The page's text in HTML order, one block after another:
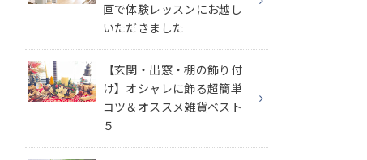
画で体験レッスンにお越し
いただきました
【玄関・出窓・棚の飾り付
け】オシャレに飾る超簡単
コツ＆オススメ雑貨ベスト
５